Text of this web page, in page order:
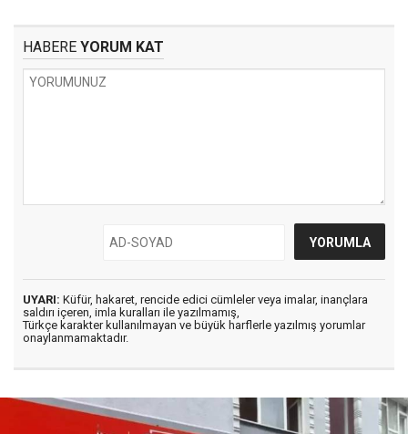
HABERE YORUM KAT
UYARI: Küfür, hakaret, rencide edici cümleler veya imalar, inançlara
saldırı içeren, imla kuralları ile yazılmamış,
Türkçe karakter kullanılmayan ve büyük harflerle yazılmış yorumlar
onaylanmamaktadır.